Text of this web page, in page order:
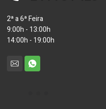
2ª a 6ª Feira
9:00h - 13:00h
14:00h - 19:00h